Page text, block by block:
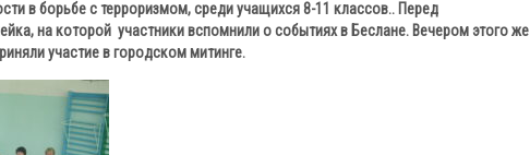
в борьбе с терроризмом, среди учащихся 8-11 классов.. Перед
на которой участники вспомнили о событиях в Беслане. Вечером этого же
участие в городском митинге.